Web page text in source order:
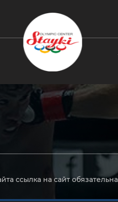
ссылка на сайт обязательна
чтобы закрыть